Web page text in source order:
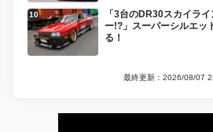
「3台のDR30スカイラ
ー!?」スーパーシルエッ
る！
最終更新：2026/08/07